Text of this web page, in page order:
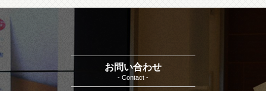
お問い合わせ
- Contact -